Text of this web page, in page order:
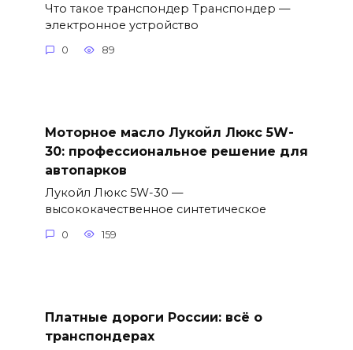
Что такое транспондер Транспондер —
электронное устройство
0 89
Моторное масло Лукойл Люкс 5W-
30: профессиональное решение для
автопарков
Лукойл Люкс 5W-30 —
высококачественное синтетическое
0 159
Платные дороги России: всё о
транспондерах